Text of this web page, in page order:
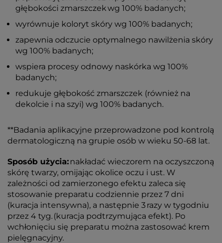
głębokości zmarszczek wg 100% badanych;
wyrównuje koloryt skóry wg 100% badanych;
zapewnia odczucie optymalnego nawilżenia skóry
wg 100% badanych;
wspiera procesy odnowy naskórka wg 100%
badanych;
redukuje głębokość zmarszczek (również na
dekolcie i na szyi) wg 100% badanych.
**Badania aplikacyjne przeprowadzone pod kontrolą
dermatologiczną na grupie osób w wieku 50-68 lat.
Sposób użycia:nakładać wieczorem na oczyszczoną
skórę twarzy, omijając okolice oczu i ust. W
zależności od zamierzonego efektu zaleca się
stosowanie preparatu codziennie przez 7 dni
(kuracja intensywna), a następnie 3 razy w tygodniu
przez 4 tyg. (kuracja podtrzymująca efekt). Po
wchłonięciu się preparatu można zastosować krem
pielęgnacyjny.